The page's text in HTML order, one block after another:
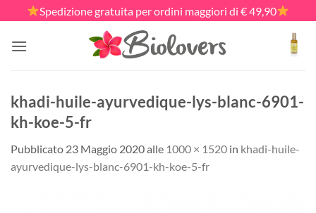
ai
contenuti
Spedizione gratuita per ordini maggiori di € 49,90
khadi-huile-ayurvedique-lys-blanc-6901-
kh-koe-5-fr
Pubblicato 23 Maggio 2020alle 1000 × 1520 in khadi-huile-
ayurvedique-lys-blanc-6901-kh-koe-5-fr